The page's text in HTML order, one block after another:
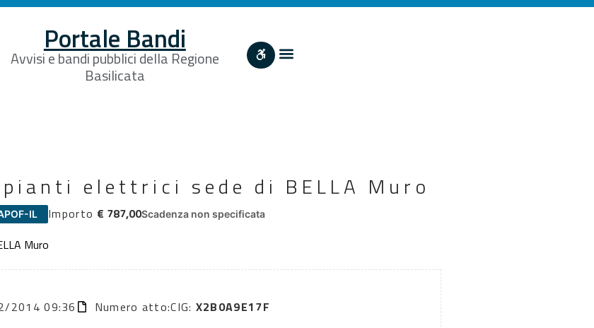
Portale Bandi
Avvisi e bandi pubblici della Regione
Basilicata
elettrici sede di BELLA Muro
IL Importo € 787,00Scadenza non specificata
Muro
2014 09:36 Numero atto:CIG: X2B0A9E17F